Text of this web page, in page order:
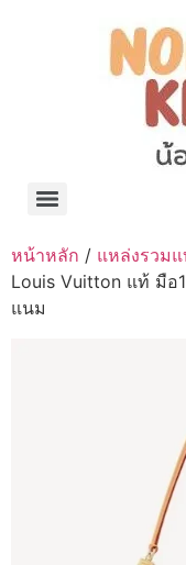
หน้าหลัก / แหล่งรวม
Louis Vuitton แท้ มือ
แนม